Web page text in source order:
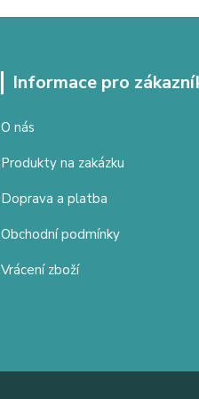
Informace pro
O nás
Produkty na zakázku
Doprava a platba
Obchodní podmínky
Vrácení zboží